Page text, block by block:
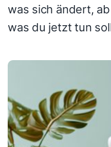
was sich ändert,
was du jetzt tun